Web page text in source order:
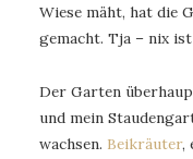
Wiese mäht, hat die
gemacht. Tja – nix
Der Garten
und mein
wachsen. Beikräuter,